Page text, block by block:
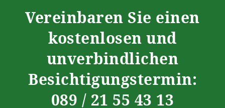
Vereinbaren Sie einen
kostenlosen und
unverbindlichen
Besichtigungstermin:
089 / 21 55 43 13